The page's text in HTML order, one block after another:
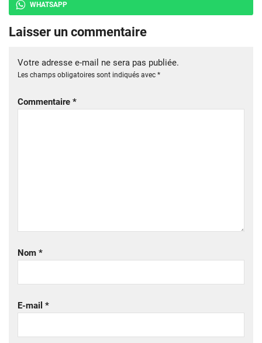
WHATSAPP
Laisser un commentaire
Votre adresse e-mail ne sera pas publiée.
Les champs obligatoires sont indiqués avec *
Commentaire *
Nom *
E-mail *